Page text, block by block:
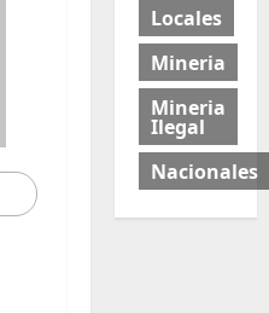
Locales
Mineria
Mineria
Ilegal
Nacionales